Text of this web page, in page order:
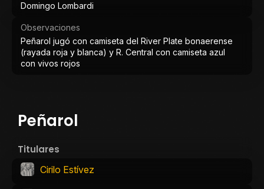
Domingo Lombardi
Observaciones
Peñarol jugó con camiseta del River Plate bonaerense
(rayada roja y blanca) y R. Central con camiseta azul
con vivos rojos
Peñarol
Titulares
Cirilo Estívez